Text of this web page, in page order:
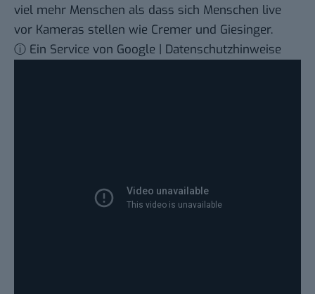
viel mehr Menschen als dass sich Menschen live
vor Kameras stellen wie Cremer und Giesinger.
ⓘ Ein Service von Google | Datenschutzhinweise